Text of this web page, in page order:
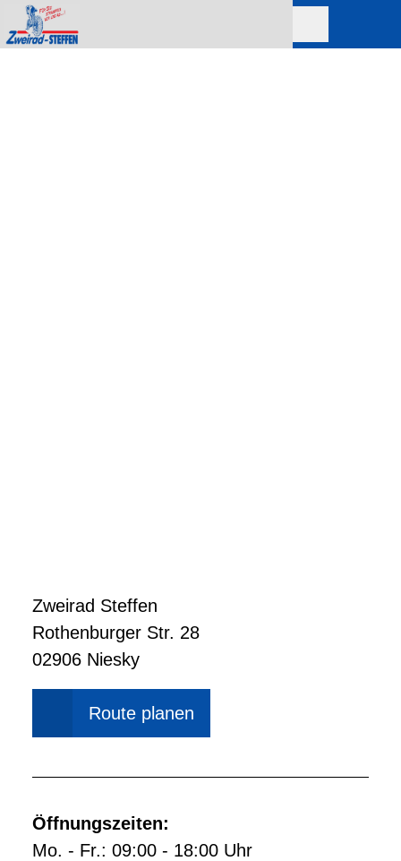
Zweirad Steffen
Rothenburger Str. 28
02906 Niesky
Route planen
Öffnungszeiten:
Mo. - Fr.: 09:00 - 18:00 Uhr